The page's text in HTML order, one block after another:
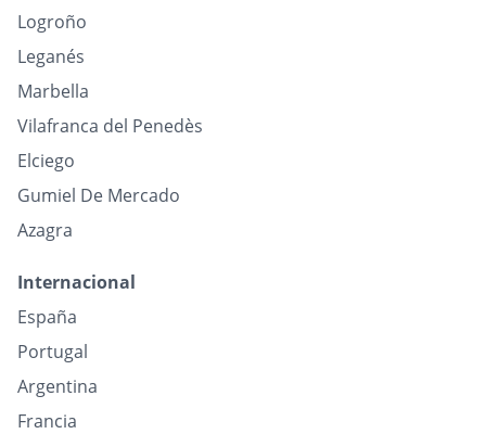
Logroño
Leganés
Marbella
Vilafranca del Penedès
Elciego
Gumiel De Mercado
Azagra
Internacional
España
Portugal
Argentina
Francia